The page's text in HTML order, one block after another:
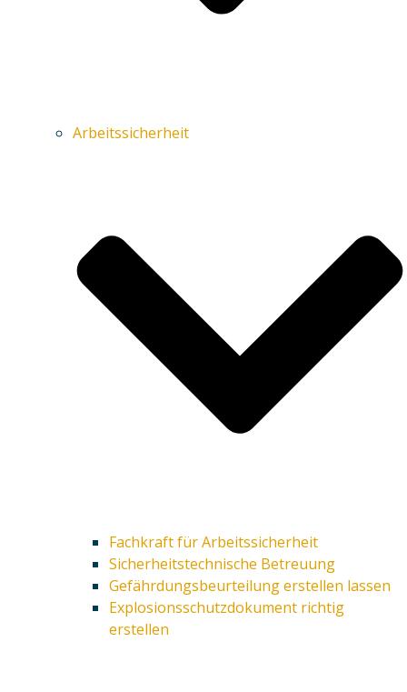
Arbeitssicherheit
Fachkraft für Arbeitssicherheit
Sicherheitstechnische Betreuung
Gefährdungsbeurteilung erstellen lassen
Explosionsschutzdokument richtig
erstellen